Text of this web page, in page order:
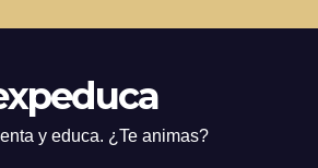
y educa. ¿Te animas?